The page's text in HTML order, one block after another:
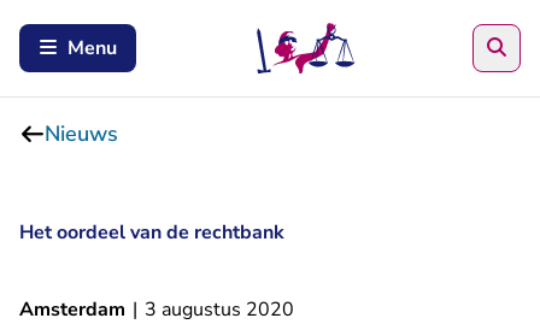
Menu
Nieuws
Het oordeel van de rechtbank
Amsterdam | 3 augustus 2020